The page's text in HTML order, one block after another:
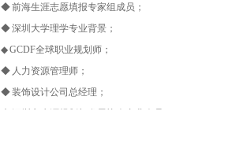
◆ 前海生涯志愿填报专家组成员；
◆ 深圳大学理学专业背景；
◆ GCDF全球职业规划师；
◆ 人力资源管理师；
◆ 装饰设计公司总经理；